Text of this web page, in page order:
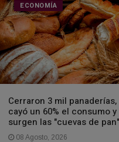
ECONOMÍA
Cerraron 3 mil panaderías,
cayó un 60% el consumo y
surgen las "cuevas de pan"
08 Agosto, 2026